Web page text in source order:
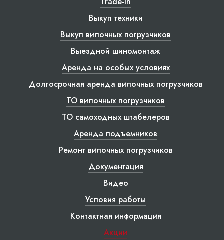
Выкуп техники
Выкуп вилочных погрузчиков
Выездной шиномонтаж
Аренда на особых условиях
Долгосрочная аренда вилочных погрузчиков
ТО вилочных погрузчиков
ТО самоходных штабелеров
Аренда подъемников
Ремонт вилочных погрузчиков
Документация
Видео
Условия работы
Контактная информация
Акции